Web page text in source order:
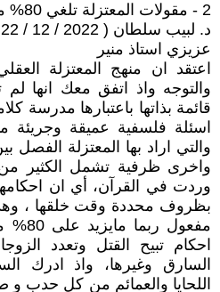
2 - مقولات المعتزلة تلغي 80% من سور القرآن
د. لبيب سلطان ( 2022 / 12 / 22 - 09:19 )
عزيزي استاذ منير
اعتقد ان منهج المعتزلة
والتوجه واذ اتفق معك انها
قائمة بذاتها باعتبارها مدرسة
اسئلة فلسفية عميقة وجريئة
والتي اراد بها المعتزلة الفصل
واخرى ظرفية تشمل الكثير
وردت في القرآن، أي ان
بظروف محددة وقت خلقها ،
مفعول
احكام تبيح القتل وتعدد
السارق وغيرها، واذ ادرك
اللحايا والعمائم من كل